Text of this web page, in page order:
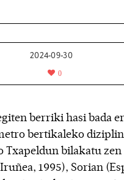
2024-09-30
0
berriki hasi bada
bertikaleko
Txapeldun bilakatu zen
1995), Sorian